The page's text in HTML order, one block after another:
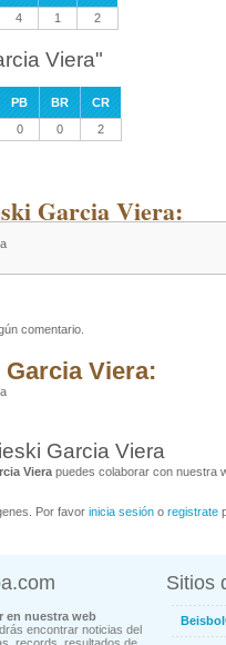
4 1 2
Viera"
PB BR
CR
0 0 2
Garcia Viera:
comentario.
Viera:
Garcia Viera
Viera puedes colaborar con nuestra
Por favor inicia sesión o registrate
en nuestra web
encontrar noticias del
Sitios